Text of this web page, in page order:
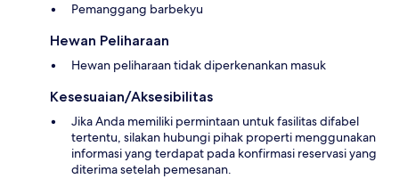
Pemanggang barbekyu
Hewan Peliharaan
Hewan peliharaan tidak diperkenankan masuk
Kesesuaian/Aksesibilitas
Jika Anda memiliki permintaan untuk fasilitas difabel
tertentu, silakan hubungi pihak properti menggunakan
informasi yang terdapat pada konfirmasi reservasi yang
diterima setelah pemesanan.